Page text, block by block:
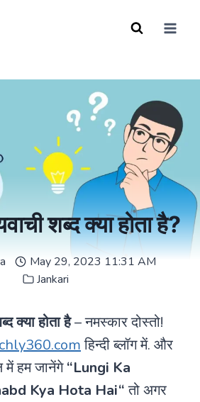
शब्द क्या होता है?
May 29, 2023 11:31 AM
Jankari
क्या होता है– नमस्कार दोस्तो!
हिन्दी ब्लॉग में. और
हम जानेंगे“Lungi Ka
Kya Hota Hai“तो अगर